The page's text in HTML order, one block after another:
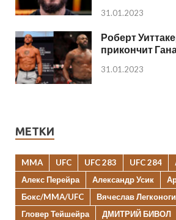
31.01.2023
Роберт
прикончит
31.01.2023
МЕТКИ
MMA UFC UFC 283 UFC 284
Алекс Перейра
Александр Усик
Бокс/MMA/UFC
Вячеслав
Гловер Тейшейра
ДМИТРИЙ БИВОЛ